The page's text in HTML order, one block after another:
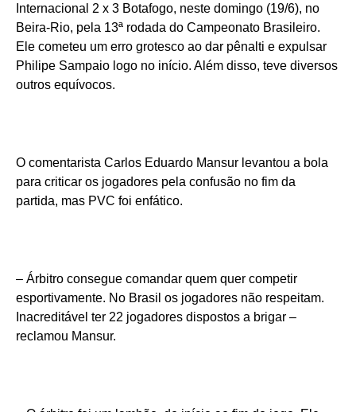
Internacional 2 x 3 Botafogo, neste domingo (19/6), no
Beira-Rio, pela 13ª rodada do Campeonato Brasileiro.
Ele cometeu um erro grotesco ao dar pênalti e expulsar
Philipe Sampaio logo no início. Além disso, teve diversos
outros equívocos.
O comentarista Carlos Eduardo Mansur levantou a bola
para criticar os jogadores pela confusão no fim da
partida, mas PVC foi enfático.
– Árbitro consegue comandar quem quer competir
esportivamente. No Brasil os jogadores não respeitam.
Inacreditável ter 22 jogadores dispostos a brigar –
reclamou Mansur.